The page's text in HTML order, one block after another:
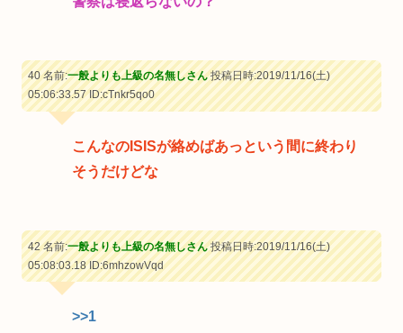
40 名前:一般よりも上級の名無しさん投稿日時:2019/11/16(土)
05:06:33.57ID:cTnkr5qo0
こんなのISISが絡めばあっという間に終わり
そうだけどな
42 名前:一般よりも上級の名無しさん投稿日時:2019/11/16(土)
05:08:03.18ID:6mhzowVqd
>>1